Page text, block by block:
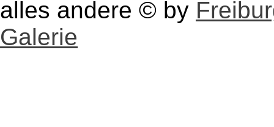
alles andere © by
Galerie